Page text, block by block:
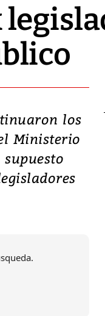
los
Ministerio
Terremoto
y graves